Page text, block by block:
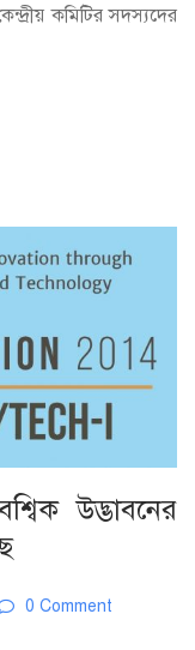
কমিটির সদস্যদের
উদ্ভাবনের
0 Comment